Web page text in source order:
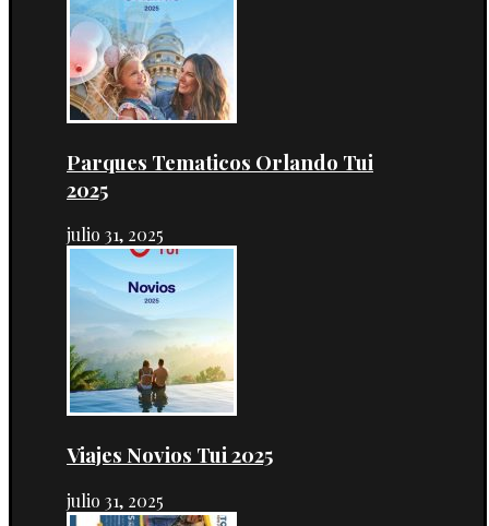
Parques Tematicos Orlando Tui
2025
julio 31, 2025
Viajes Novios Tui 2025
julio 31, 2025